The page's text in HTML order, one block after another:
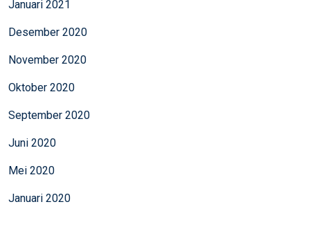
Januari 2021
Desember 2020
November 2020
Oktober 2020
September 2020
Juni 2020
Mei 2020
Januari 2020